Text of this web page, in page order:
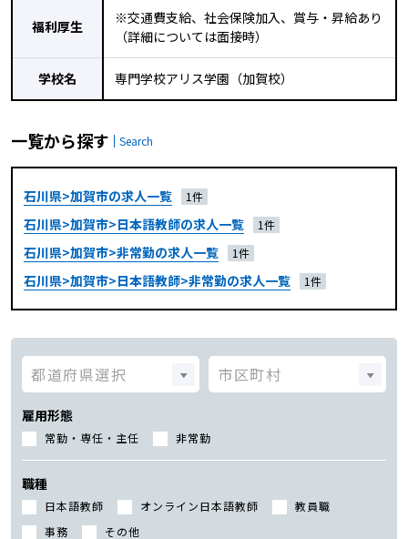
福利厚生
※交通費支給、社会保険加入、賞与・昇給あり
（詳細については面接時）
学校名 専門学校アリス学園（加賀校）
一覧から探す Search
石川県>加賀市の求人一覧 1件
石川県>加賀市>日本語教師の求人一覧 1件
石川県>加賀市>非常勤の求人一覧 1件
石川県>加賀市>日本語教師>非常勤の求人一覧 1件
雇用形態
常勤・専任・主任 非常勤
職種
日本語教師 オンライン日本語教師
教員職
事務
その他